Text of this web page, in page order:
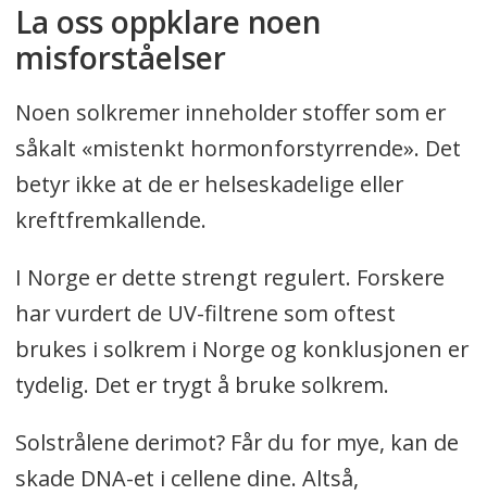
La oss oppklare noen
misforståelser
Noen solkremer inneholder stoffer som er
såkalt «mistenkt hormonforstyrrende». Det
betyr ikke at de er helseskadelige eller
kreftfremkallende.
I Norge er dette strengt regulert. Forskere
har vurdert de UV-filtrene som oftest
brukes i solkrem i Norge og konklusjonen er
tydelig. Det er trygt å bruke solkrem.
Solstrålene derimot? Får du for mye, kan de
skade DNA-et i cellene dine. Altså,